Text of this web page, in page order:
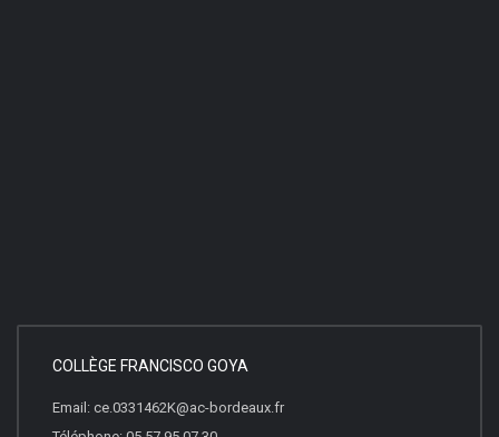
COLLÈGE FRANCISCO GOYA
Email: ce.0331462K@ac-bordeaux.fr